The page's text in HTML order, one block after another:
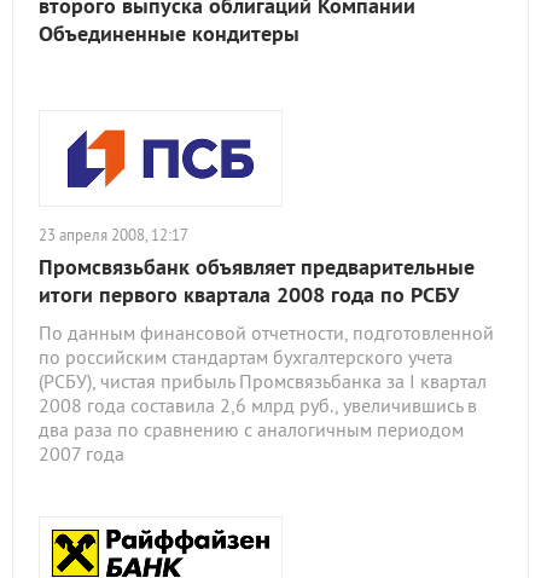
Объединенные кондитеры
23 апреля 2008, 12:17
Промсвязьбанк объявляет предварительные
итоги первого квартала 2008 года по РСБУ
По данным финансовой отчетности, подготовленной
по российским стандартам бухгалтерского учета
(РСБУ), чистая прибыль Промсвязьбанка за I квартал
2008 года составила 2,6 млрд руб., увеличившись в
два раза по сравнению с аналогичным периодом
2007 года